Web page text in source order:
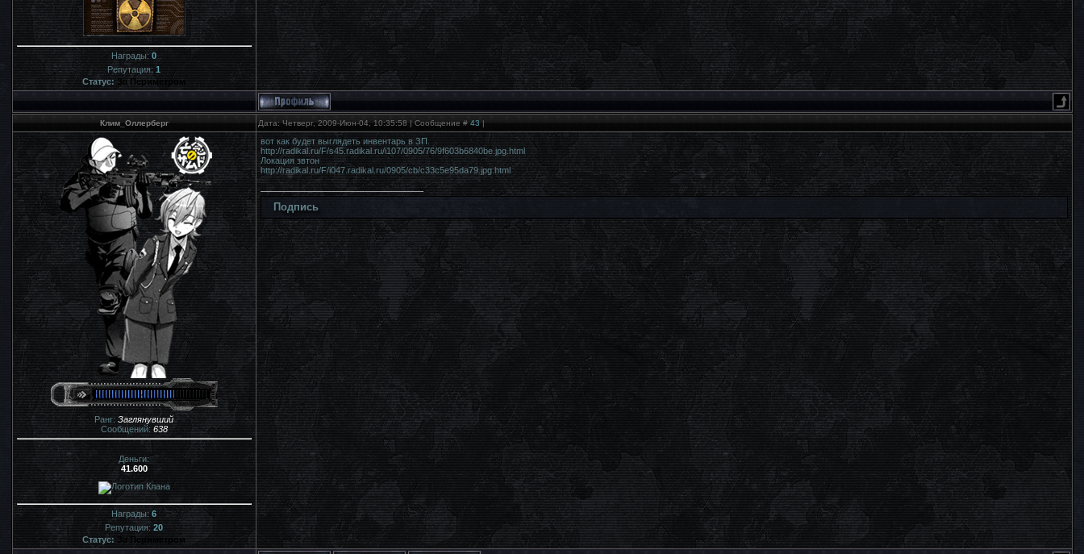
Награды:0
Репутация: 1
Статус: За Периметром
Клим_Оллерберг Дата: Четверг, 2009-Июн-04, 10:35:58 | Сообщение # 43 |
Ранг: Заглянувший
Сообщений: 638
Деньги:
41.600
Награды:6
Репутация: 20
Статус: За Периметром
вот как будет выглядеть инвентарь в ЗП.
http://radikal.ru/F/s45.radikal.ru/i107/0905/76/9f603b6840be.jpg.html
Локация звтон
http://radikal.ru/F/i047.radikal.ru/0905/cb/c33c5e95da79.jpg.html
Подпись